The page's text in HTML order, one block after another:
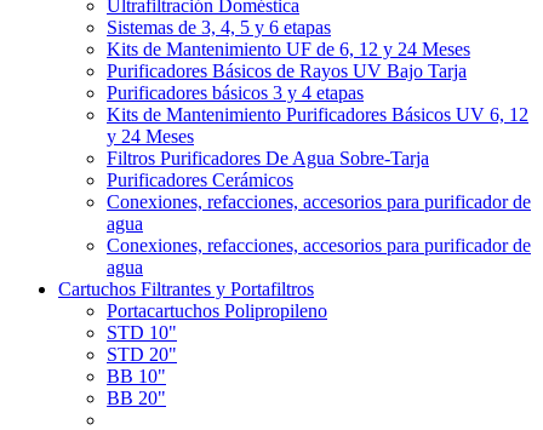
Ultrafiltración Doméstica
Sistemas de 3, 4, 5 y 6 etapas
Kits de Mantenimiento UF de 6, 12 y 24 Meses
Purificadores Básicos de Rayos UV Bajo Tarja
Purificadores básicos 3 y 4 etapas
Kits de Mantenimiento Purificadores Básicos UV 6, 12
y 24 Meses
Filtros Purificadores De Agua Sobre-Tarja
Purificadores Cerámicos
Conexiones, refacciones, accesorios para purificador de
agua
Conexiones, refacciones, accesorios para purificador de
agua
Cartuchos Filtrantes y Portafiltros
Portacartuchos Polipropileno
STD 10"
STD 20"
BB 10"
BB 20"